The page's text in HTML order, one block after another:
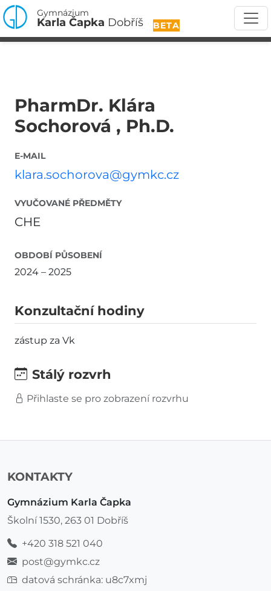
Gymnázium
BETA
Karla Čapka Dobříš
PharmDr. Klára
Sochorová , Ph.D.
E-MAIL
klara.sochorova@gymkc.cz
VYUČOVANÉ PŘEDMĚTY
CHE
OBDOBÍ PŮSOBENÍ
2024 – 2025
Konzultační hodiny
zástup za Vk
Stálý rozvrh
Přihlaste se pro zobrazení rozvrhu
KONTAKTY
Gymnázium Karla Čapka
Školní 1530, 263 01 Dobříš
+420 318 521 040
post@gymkc.cz
datová schránka: u8c7xmj